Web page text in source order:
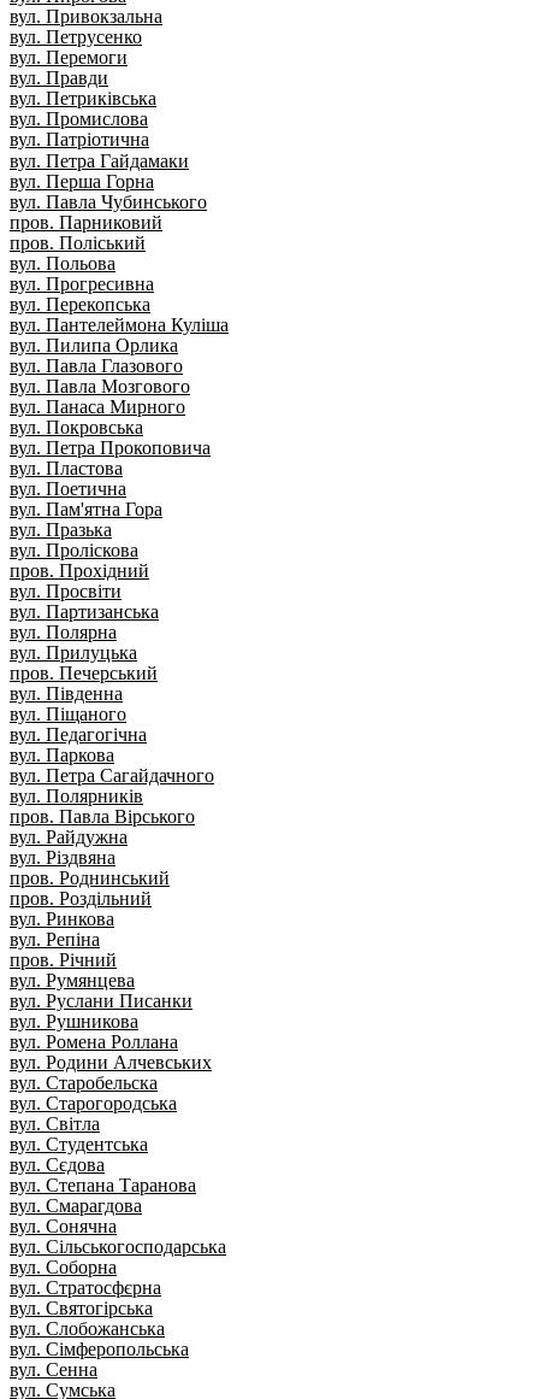
вул. Привокзальна
вул. Петрусенко
вул. Перемоги
вул. Правди
вул. Петриківська
вул. Промислова
вул. Патріотична
вул. Петра Гайдамаки
вул. Перша Горна
вул. Павла Чубинського
пров. Парниковий
пров. Поліський
вул. Польова
вул. Прогресивна
вул. Перекопська
вул. Пантелеймона Куліша
вул. Пилипа Орлика
вул. Павла Глазового
вул. Павла Мозгового
вул. Панаса Мирного
вул. Покровська
вул. Петра Прокоповича
вул. Пластова
вул. Поетична
вул. Пам'ятна Гора
вул. Празька
вул. Проліскова
пров. Прохідний
вул. Просвіти
вул. Партизанська
вул. Полярна
вул. Прилуцька
пров. Печерський
вул. Південна
вул. Піщаного
вул. Педагогічна
вул. Паркова
вул. Петра Сагайдачного
вул. Полярників
пров. Павла Вірського
вул. Райдужна
вул. Різдвяна
пров. Роднинський
пров. Роздільний
вул. Ринкова
вул. Репіна
пров. Річний
вул. Румянцева
вул. Руслани Писанки
вул. Рушникова
вул. Ромена Роллана
вул. Родини Алчевських
вул. Старобельска
вул. Старогородська
вул. Світла
вул. Студентська
вул. Сєдова
вул. Степана Таранова
вул. Смарагдова
вул. Сонячна
вул. Сільськогосподарська
вул. Соборна
вул. Стратосфєрна
вул. Святогірська
вул. Слобожанська
вул. Сімферопольська
вул. Сенна
вул. Сумська